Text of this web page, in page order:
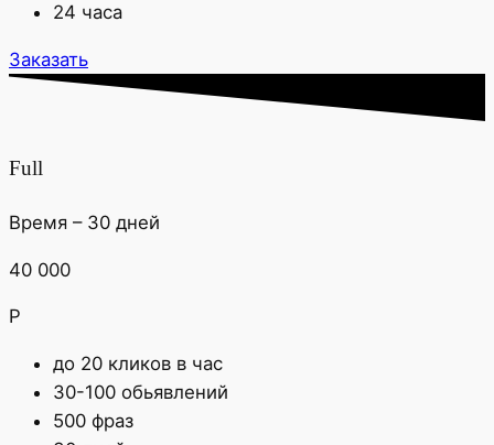
24 часа
Заказать
Full
Время – 30 дней
40 000
Р
до 20 кликов в час
30-100 обьявлений
500 фраз